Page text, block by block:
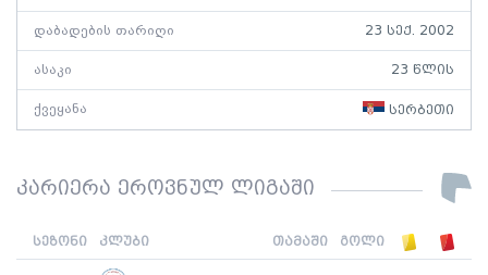
დაბადების თარიღი 23 სექ. 2002
ასაკი 23 წლის
ქვეყანა სერბეთი
კარიერა ეროვნულ ლიგაში
სეზონი კლუბი თამაში გოლი